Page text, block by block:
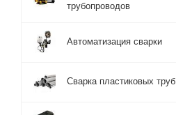
трубопроводов
Автоматизация сварки
Сварка пластиковых труб